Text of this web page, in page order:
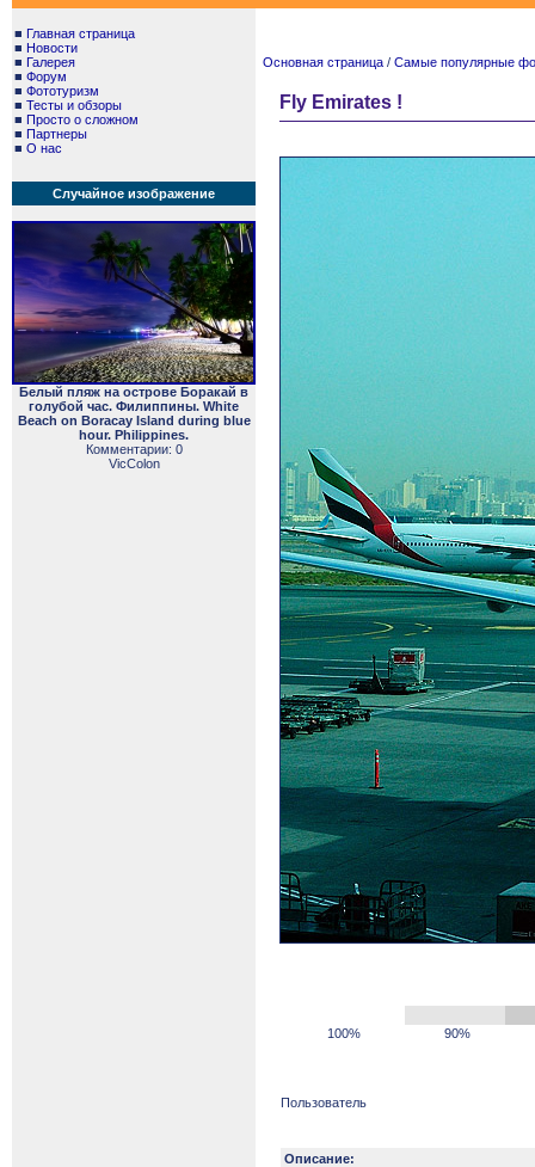
■ Главная страница
■ Новости
■ Галерея
■ Форум
■ Фототуризм
■ Тесты и обзоры
■ Просто о сложном
■ Партнеры
■ О нас
Случайное изображение
Белый пляж на острове Боракай в
голубой час. Филиппины. White
Beach on Boracay Island during blue
hour. Philippines.
Комментарии: 0
VicColon
Основная страница / Самые популярные
Fly Emirates !
100% 90%
Пользователь
Описание: